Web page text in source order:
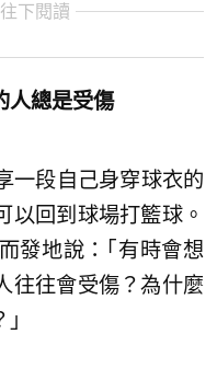
下閱讀
人總是受傷
一段自己身穿球衣的
以回到球場打籃球。
發地說：｢有時會想
往往會受傷？為什麼